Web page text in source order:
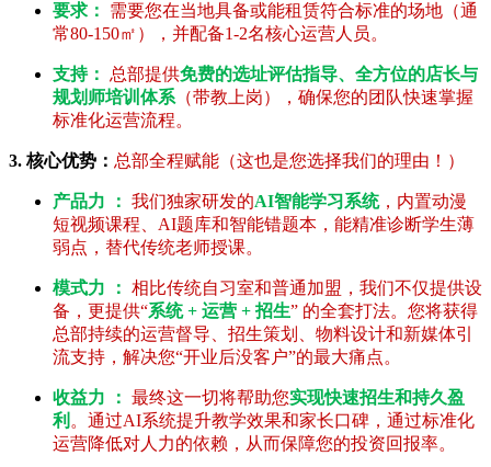
要求：
需要您在当地具备或能租赁符合标准的场地（通
常80-150㎡），并配备1-2名核心运营人员。
支持： 总部提供免费的选址评估指导、全方位的店长与
规划师培训体系 （带教上岗），确保您的团队快速掌握
标准化运营流程。
3. 核心优势： 总部全程赋能（这也是您选择我们的理由！）
产品力 ： 我们独家研发的AI智能学习系统，内置动漫
短视频课程、AI题库和智能错题本，能精准诊断学生薄
弱点，替代传统老师授课。
模式力 ： 相比传统自习室和普通加盟，我们不仅提供设
备，更提供“系统 + 运营 + 招生” 的全套打法。您将获得
总部持续的运营督导、招生策划、物料设计和新媒体引
流支持，解决您“开业后没客户”的最大痛点。
收益力 ： 最终这一切将帮助您实现快速招生和持久盈
利 。通过AI系统提升教学效果和家长口碑，通过标准化
运营降低对人力的依赖，从而保障您的投资回报率。